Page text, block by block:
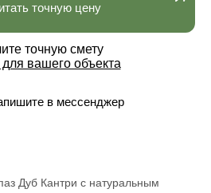
точную цену
точную смету
для вашего объекта
в мессенджер
Дуб Кантри с натуральным